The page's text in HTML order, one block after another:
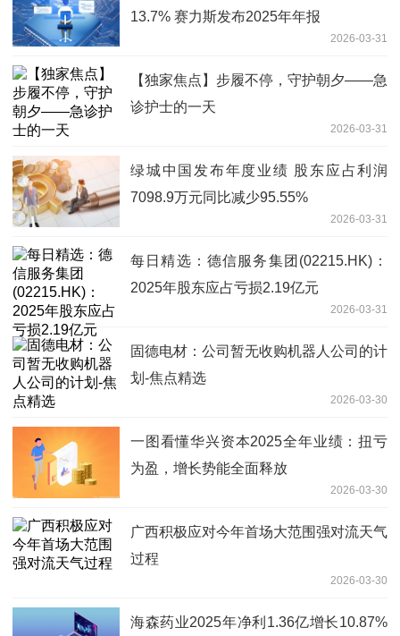
13.7% 赛力斯发布2025年年报
2026-03-31
【独家焦点】步履不停，守护朝夕——急
诊护士的一天
2026-03-31
绿城中国发布年度业绩 股东应占利润
7098.9万元同比减少95.55%
2026-03-31
每日精选：德信服务集团(02215.HK)：
2025年股东应占亏损2.19亿元
2026-03-31
固德电材：公司暂无收购机器人公司的计
划-焦点精选
2026-03-30
一图看懂华兴资本2025全年业绩：扭亏
为盈，增长势能全面释放
2026-03-30
广西积极应对今年首场大范围强对流天气
过程
2026-03-30
海森药业2025年净利1.36亿增长10.87%